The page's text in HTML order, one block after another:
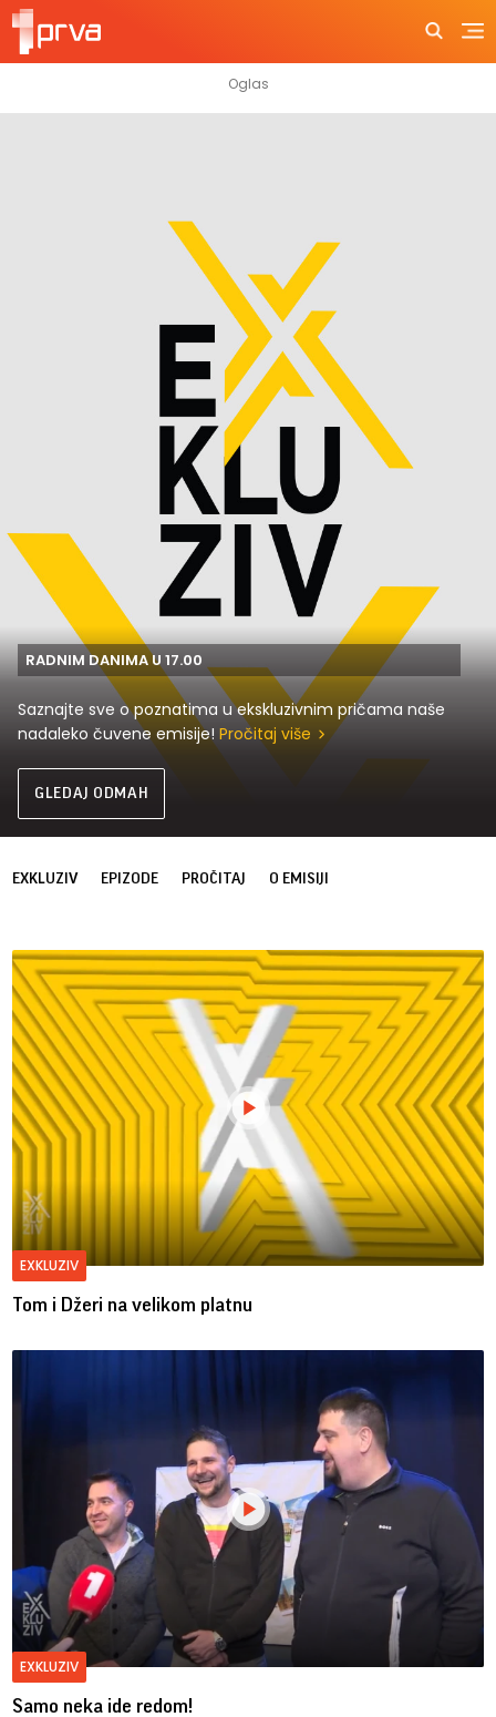
RADNIM DANIMA U 17.00
Saznajte sve o poznatima u ekskluzivnim pričama naše
nadaleko čuvene emisije! Pročitaj više
GLEDAJ ODMAH
EXKLUZIV EPIZODE PROČITAJ O EMISIJI
EXKLUZIV
Tom i Džeri na velikom platnu
EXKLUZIV
Samo neka ide redom!